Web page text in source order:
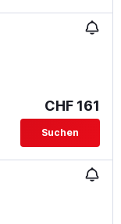
CHF 161
Suchen